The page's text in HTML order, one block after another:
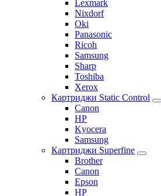
Lexmark
Nixdorf
Oki
Panasonic
Ricoh
Samsung
Sharp
Toshiba
Xerox
Картриджи Static Control
Canon
HP
Kyocera
Samsung
Картриджи Superfine
Brother
Canon
Epson
HP